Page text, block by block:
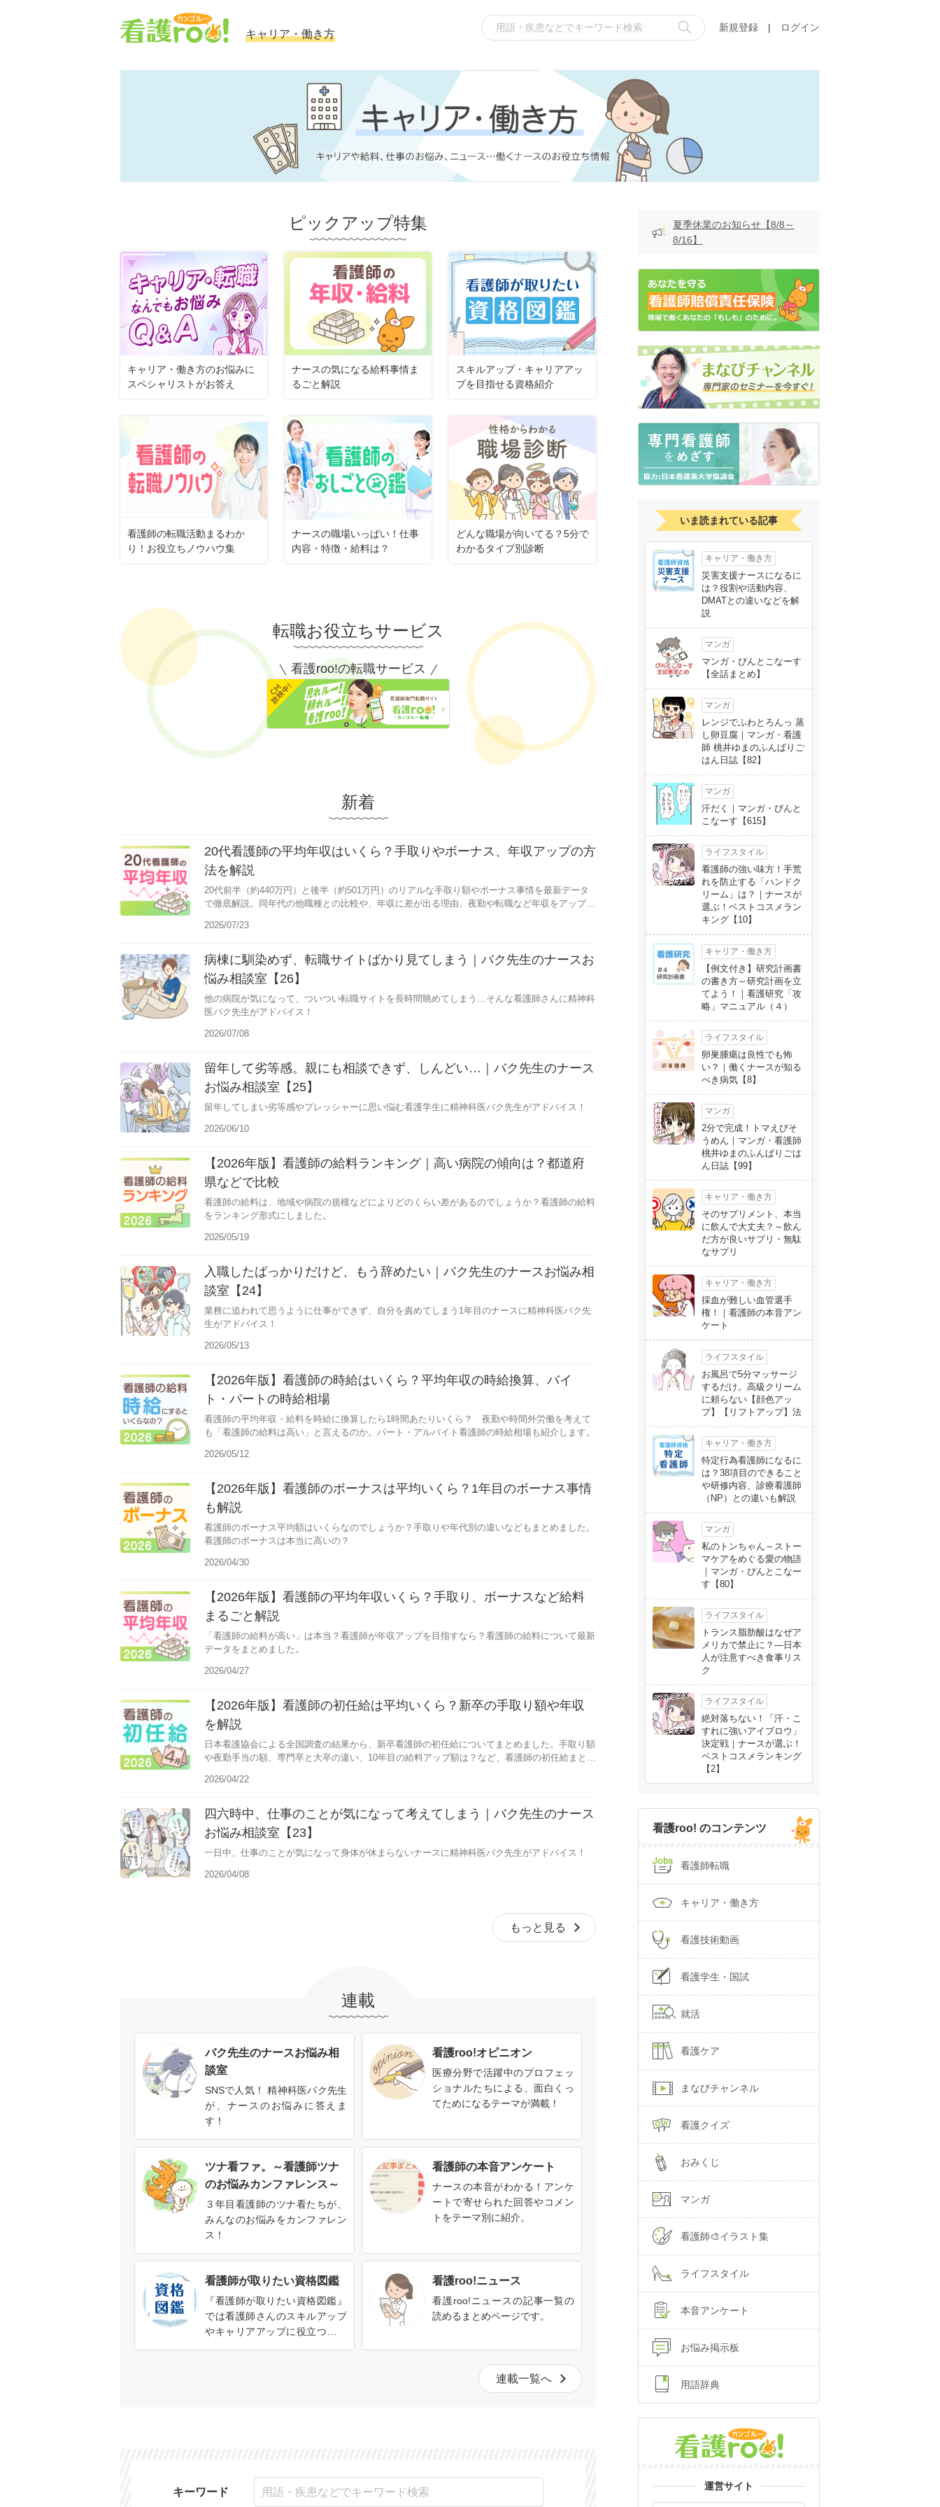
キャリア・働き方
新規登録 | ログイン
ピックアップ特集
キャリア・働き方のお悩みに
スペシャリストがお答え
ナースの気になる給料事情ま
るごと解説
スキルアップ・キャリアアッ
プを目指せる資格紹介
看護師の転職活動まるわか
り！お役立ちノウハウ集
ナースの職場いっぱい！仕事
内容・特徴・給料は？
どんな職場が向いてる？5分で
わかるタイプ別診断
転職お役立ちサービス
看護roo!の転職サービス
新着
20代看護師の平均年収はいくら？手取りやボーナス、年収アップの方
法を解説
20代前半（約440万円）と後半（約501万円）のリアルな手取り額やボーナス事情を最新データ
で徹底解説。同年代の他職種との比較や、年収に差が出る理由、夜勤や転職など年収をアップさ
2026/07/23
病棟に馴染めず、転職サイトばかり見てしまう｜バク先生のナースお
悩み相談室【26】
他の病院が気になって、ついつい転職サイトを長時間眺めてしまう…そんな看護師さんに精神科
医バク先生がアドバイス！
2026/07/08
留年して劣等感。親にも相談できず、しんどい…｜バク先生のナース
お悩み相談室【25】
留年してしまい劣等感やプレッシャーに思い悩む看護学生に精神科医バク先生がアドバイス！
2026/06/10
【2026年版】看護師の給料ランキング｜高い病院の傾向は？都道府
県などで比較
看護師の給料は、地域や病院の規模などによりどのくらい差があるのでしょうか？看護師の給料
をランキング形式にしました。
2026/05/19
入職したばっかりだけど、もう辞めたい｜バク先生のナースお悩み相
談室【24】
業務に追われて思うように仕事ができず、自分を責めてしまう1年目のナースに精神科医バク先
生がアドバイス！
2026/05/13
【2026年版】看護師の時給はいくら？平均年収の時給換算、バイ
ト・パートの時給相場
看護師の平均年収・給料を時給に換算したら1時間あたりいくら？ 夜勤や時間外労働を考えて
も「看護師の給料は高い」と言えるのか。パート・アルバイト看護師の時給相場も紹介します。
2026/05/12
【2026年版】看護師のボーナスは平均いくら？1年目のボーナス事情
も解説
看護師のボーナス平均額はいくらなのでしょうか？手取りや年代別の違いなどもまとめました。
看護師のボーナスは本当に高いの？
2026/04/30
【2026年版】看護師の平均年収いくら？手取り、ボーナスなど給料
まるごと解説
「看護師の給料が高い」は本当？看護師が年収アップを目指すなら？看護師の給料について最新
データをまとめました。
2026/04/27
【2026年版】看護師の初任給は平均いくら？新卒の手取り額や年収
を解説
日本看護協会による全国調査の結果から、新卒看護師の初任給についてまとめました。手取り額
や夜勤手当の額、専門卒と大卒の違い、10年目の給料アップ額は？など、看護師の初任給まとめ
2026/04/22
四六時中、仕事のことが気になって考えてしまう｜バク先生のナース
お悩み相談室【23】
一日中、仕事のことが気になって身体が休まらないナースに精神科医バク先生がアドバイス！
2026/04/08
もっと見る
連載
バク先生のナースお悩み相
談室
SNSで人気！ 精神科医バク先生
が、ナースのお悩みに答えま
す！
看護roo!オピニオン
医療分野で活躍中のプロフェッ
ショナルたちによる、面白くっ
てためになるテーマが満載！
ツナ看ファ。～看護師ツナ
のお悩みカンファレンス～
３年目看護師のツナ看たちが、
みんなのお悩みをカンファレン
ス！
看護師の本音アンケート
ナースの本音がわかる！アンケ
ートで寄せられた回答やコメン
トをテーマ別に紹介。
看護師が取りたい資格図鑑
『看護師が取りたい資格図鑑』
では看護師さんのスキルアップ
やキャリアアップに役立つ、い
看護roo!ニュース
看護roo!ニュースの記事一覧の
読めるまとめページです。
連載一覧へ
キーワード
夏季休業のお知らせ【8/8～
8/16】
いま読まれている記事
キャリア・働き方
災害支援ナースになるに
は？役割や活動内容、
DMATとの違いなどを解
説
マンガ
マンガ・ぴんとこなーす
【全話まとめ】
マンガ
レンジでふわとろんっ 蒸
し卵豆腐｜マンガ・看護
師 桃井ゆまのふんばりご
はん日誌【82】
マンガ
汗だく｜マンガ・ぴんと
こなーす【615】
ライフスタイル
看護師の強い味方！手荒
れを防止する「ハンドク
リーム」は？｜ナースが
選ぶ！ベストコスメラン
キング【10】
キャリア・働き方
【例文付き】研究計画書
の書き方～研究計画を立
てよう！｜看護研究「攻
略」マニュアル（４）
ライフスタイル
卵巣腫瘍は良性でも怖
い？｜働くナースが知る
べき病気【8】
マンガ
2分で完成！トマえびそ
うめん｜マンガ・看護師
桃井ゆまのふんばりごは
ん日誌【99】
キャリア・働き方
そのサプリメント、本当
に飲んで大丈夫？～飲ん
だ方が良いサプリ・無駄
なサプリ
キャリア・働き方
採血が難しい血管選手
権！｜看護師の本音アン
ケート
ライフスタイル
お風呂で5分マッサージ
するだけ。高級クリーム
に頼らない【顔色アッ
プ】【リフトアップ】法
キャリア・働き方
特定行為看護師になるに
は？38項目のできること
や研修内容、診療看護師
（NP）との違いも解説
マンガ
私のトンちゃん～ストー
マケアをめぐる愛の物語
｜マンガ・ぴんとこなー
す【80】
ライフスタイル
トランス脂肪酸はなぜア
メリカで禁止に？―日本
人が注意すべき食事リス
ク
ライフスタイル
絶対落ちない！「汗・こ
すれに強いアイブロウ」
決定戦｜ナースが選ぶ！
ベストコスメランキング
【2】
看護roo! のコンテンツ
看護師転職
キャリア・働き方
看護技術動画
看護学生・国試
就活
看護ケア
まなびチャンネル
看護クイズ
おみくじ
マンガ
看護師🎨イラスト集
ライフスタイル
本音アンケート
お悩み掲示板
用語辞典
運営サイト